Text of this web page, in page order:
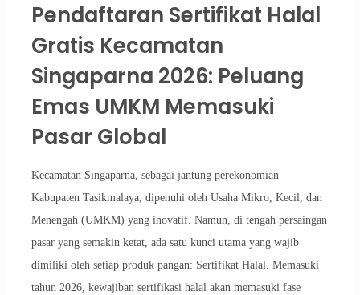
Pendaftaran Sertifikat Halal
Gratis Kecamatan
Singaparna 2026: Peluang
Emas UMKM Memasuki
Pasar Global
Kecamatan Singaparna, sebagai jantung perekonomian
Kabupaten Tasikmalaya, dipenuhi oleh Usaha Mikro, Kecil, dan
Menengah (UMKM) yang inovatif. Namun, di tengah persaingan
pasar yang semakin ketat, ada satu kunci utama yang wajib
dimiliki oleh setiap produk pangan: Sertifikat Halal. Memasuki
tahun 2026, kewajiban sertifikasi halal akan memasuki fase